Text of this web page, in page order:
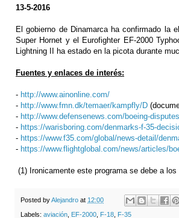
13-5-2016
El gobierno de Dinamarca ha confirmado la
Super Hornet y el Eurofighter EF-2000
Lightning II ha estado en la picota durante
Fuentes y enlaces de interés:
- http://www.ainonline.com/
- http://www.fmn.dk/temaer/kampfly/D
- http://www.defensenews.com/boeing-
- https://warisboring.com/denmarks-f-35-
- https://www.f35.com/global/news-detail/
- https://www.flightglobal.com/news/articles/
(1) Ironicamente este programa se debe a
Posted byAlejandro at 12:00
Labels: aviación, EF-2000, F-18, F-35